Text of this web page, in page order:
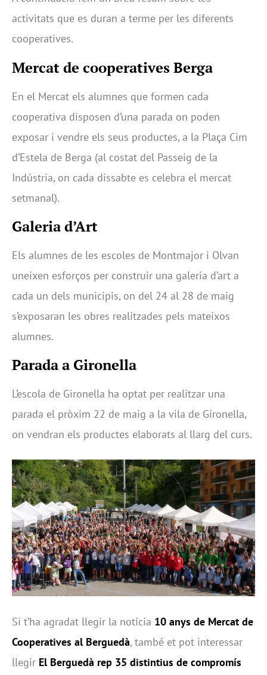
activitats que es duran a terme per les diferents
cooperatives.
Mercat de cooperatives Berga
En el Mercat els alumnes que formen cada
cooperativa disposen d’una parada on poden
exposar i vendre els seus productes, a la Plaça Cim
d’Estela de Berga (al costat del Passeig de la
Indústria, on cada dissabte es celebra el mercat
setmanal).
Galeria d’Art
Els alumnes de les escoles de Montmajor i Olvan
uneixen esforços per construir una galeria d’art a
cada un dels municipis, on del 24 al 28 de maig
s’exposaran les obres realitzades pels mateixos
alumnes.
Parada a Gironella
L’escola de Gironella ha optat per realitzar una
parada el pròxim 22 de maig a la vila de Gironella,
on vendran els productes elaborats al llarg del curs.
Si t’ha agradat llegir la notícia 10 anys de Mercat de
Cooperatives al Berguedà, també et pot interessar
llegir El Berguedà rep 35 distintius de compromís